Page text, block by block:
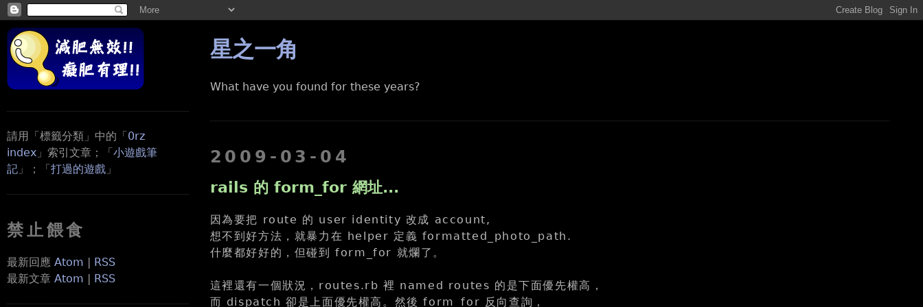
請用「標籤分類」中的「0rz
index 」索引文章；「小遊戲筆
記 」；「打過的遊戲 」
禁止餵食
最新回應 Atom | RSS
最新文章 Atom | RSS
星之一角
What have you found for these years?
2009-03-04
rails 的 form_for 網址...
因為要把 route 的 user identity 改成 account,
想不到好方法，就暴力在 helper 定義 formatted_photo_path.
什麼都好好的，但碰到 form_for 就爛了。
這裡還有一個狀況，routes.rb 裡 named routes 的是下面優先權高，
而 dispatch 卻是上面優先權高。然後 form_for 反向查詢，